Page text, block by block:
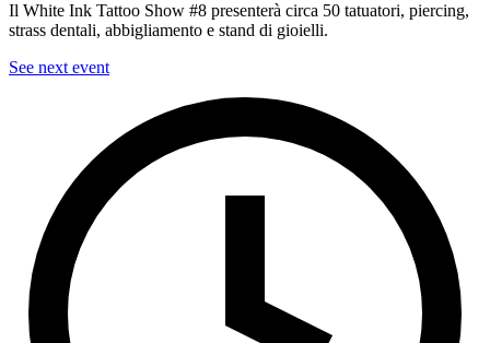
Il White Ink Tattoo Show #8 presenterà circa 50 tatuatori, piercing,
strass dentali, abbigliamento e stand di gioielli.
See next event